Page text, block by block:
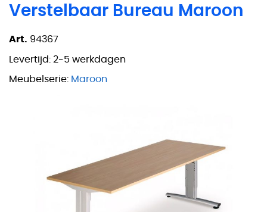
Verstelbaar Bureau Maroon
Art. 94367
Levertijd: 2-5 werkdagen
Meubelserie: Maroon